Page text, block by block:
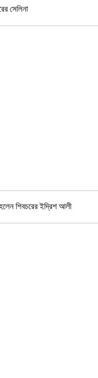
সেলিনা
হলেন শিবচরের ইদ্রিশ আলী